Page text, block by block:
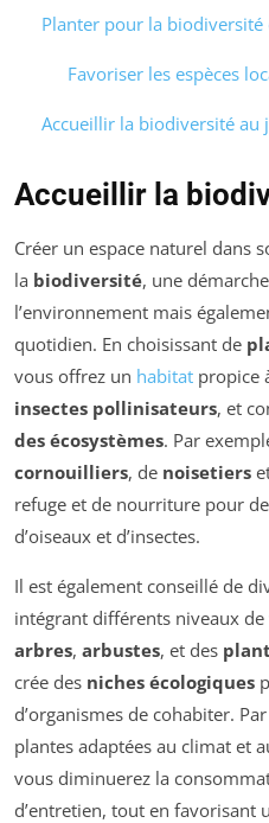
Planter pour la
Favoriser les espèces
Accueillir la biodiversité au
Accueillir la
Créer un espace naturel dans
la biodiversité, une
l’environnement mais
quotidien. En choisissant de
vous offrez un habitat propice
insectes pollinisateurs, et
des écosystèmes. Par
cornouilliers, de noisetiers
refuge et de nourriture pour
d’oiseaux et d’insectes.
Il est également conseillé de
intégrant différents niveaux
arbres, arbustes, et des
crée des niches écologiques
d’organismes de cohabiter.
plantes adaptées au climat et
vous diminuerez la
d’entretien, tout en favorisant